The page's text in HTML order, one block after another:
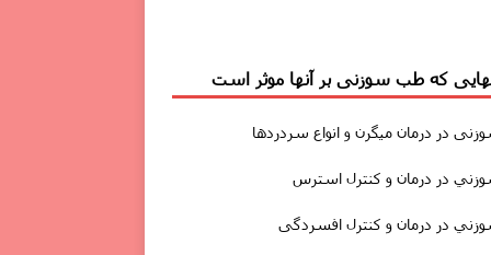
که طب سوزنی بر آنها موثر است
در درمان میگرنو انواع سردردها
در درمان و کنترل استرس
در درمان و کنترل افسردگی